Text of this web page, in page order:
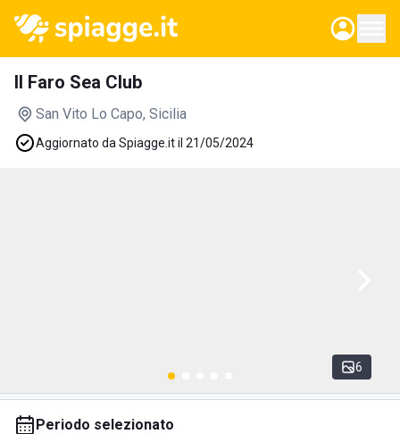
Il Faro Sea Club
San Vito Lo Capo, Sicilia
Aggiornato da Spiagge.it il 21/05/2024
6
Periodo selezionato